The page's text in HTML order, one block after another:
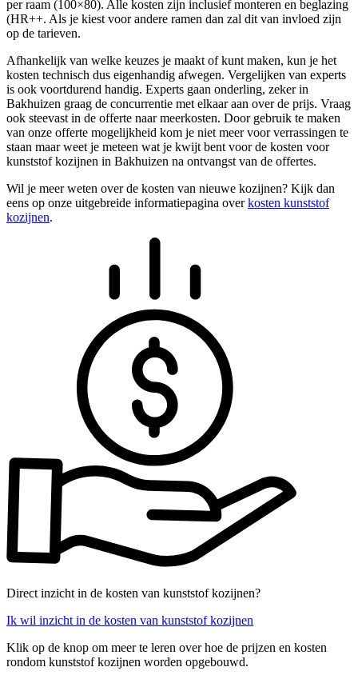
per raam (100×80). Alle kosten zijn inclusief monteren en beglazing
(HR++. Als je kiest voor andere ramen dan zal dit van invloed zijn
op de tarieven.
Afhankelijk van welke keuzes je maakt of kunt maken, kun je het
kosten technisch dus eigenhandig afwegen. Vergelijken van experts
is ook voortdurend handig. Experts gaan onderling, zeker in
Bakhuizen graag de concurrentie met elkaar aan over de prijs. Vraag
ook steevast in de offerte naar meerkosten. Door gebruik te maken
van onze offerte mogelijkheid kom je niet meer voor verrassingen te
staan maar weet je meteen wat je kwijt bent voor de kosten voor
kunststof kozijnen in Bakhuizen na ontvangst van de offertes.
Wil je meer weten over de kosten van nieuwe kozijnen? Kijk dan
eens op onze uitgebreide informatiepagina overkosten kunststof
kozijnen.
Direct inzicht in de kosten van kunststof kozijnen?
Ik wil inzicht in de kosten van kunststof kozijnen
Klik op de knop om meer te leren over hoe de prijzen en kosten
rondom kunststof kozijnen worden opgebouwd.